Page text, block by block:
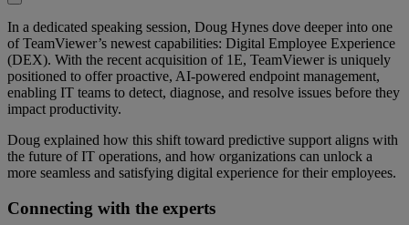
In a dedicated speaking session, Doug Hynes dove deeper into one
of TeamViewer’s newest capabilities: Digital Employee Experience
(DEX). With the recent acquisition of 1E, TeamViewer is uniquely
positioned to offer proactive, AI-powered endpoint management,
enabling IT teams to detect, diagnose, and resolve issues before they
impact productivity.
Doug explained how this shift toward predictive support aligns with
the future of IT operations, and how organizations can unlock a
more seamless and satisfying digital experience for their employees.
Connecting with the experts